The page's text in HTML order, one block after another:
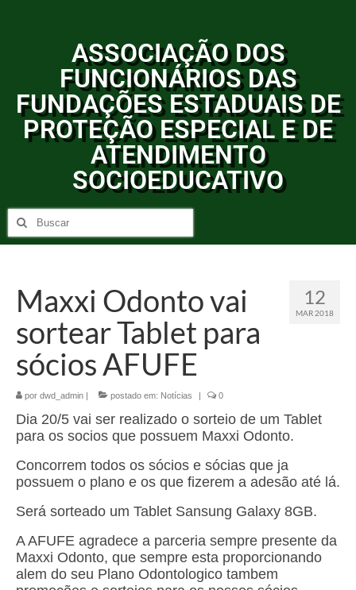
ASSOCIAÇÃO DOS
FUNCIONÁRIOS DAS
FUNDAÇÕES ESTADUAIS DE
PROTEÇÃO ESPECIAL E DE
ATENDIMENTO
SOCIOEDUCATIVO
12
MAR 2018
Maxxi Odonto vai
sortear Tablet para
sócios AFUFE
por dwd_admin postado em: Notícias 0
Dia 20/5 vai ser realizado o sorteio de um Tablet
para os socios que possuem Maxxi Odonto.
Concorrem todos os sócios e sócias que ja
possuem o plano e os que fizerem a adesão até lá.
Será sorteado um Tablet Sansung Galaxy 8GB.
A AFUFE agradece a parceria sempre presente da
Maxxi Odonto, que sempre esta proporcionando
alem do seu Plano Odontologico tambem